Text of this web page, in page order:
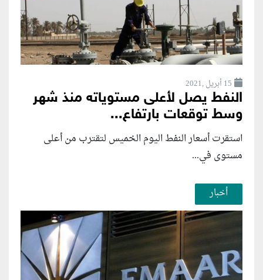
15 أبريل ,2021
النفط يصل لأعلى مستوياته منذ شهر
وسط توقعات بارتفاع...
استقرت أسعار النفط اليوم الخميس لتقترب من أعلى
مستوى في...
أخبار